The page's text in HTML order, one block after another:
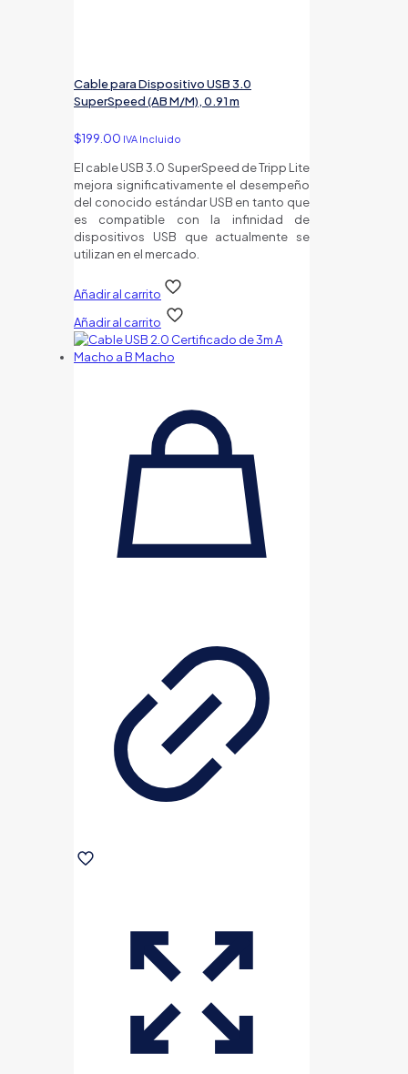
Cable para Dispositivo USB 3.0
SuperSpeed (AB M/M), 0.91 m
$199.00 IVA Incluido
El cable USB 3.0 SuperSpeed de Tripp Lite
mejora significativamente el desempeño
del conocido estándar USB en tanto que
es compatible con la infinidad de
dispositivos USB que actualmente se
utilizan en el mercado.
Añadir al carrito
Añadir al carrito